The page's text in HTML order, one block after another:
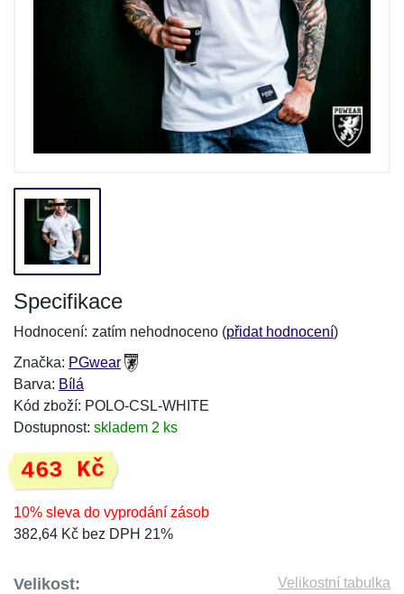
Specifikace
Hodnocení: zatím nehodnoceno (přidat hodnocení)
Značka: PGwear
Barva: Bílá
Kód zboží: POLO-CSL-WHITE
Dostupnost: skladem 2 ks
463 Kč
10% sleva do vyprodání zásob
382,64 Kč bez DPH 21%
Velikost: Velikostní tabulka